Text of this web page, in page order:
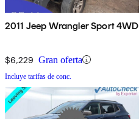
2011 Jeep Wrangler Sport 4WD
$6,229 Gran oferta
Incluye tarifas de conc.